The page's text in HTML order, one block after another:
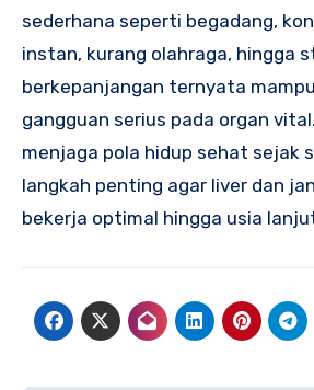
sederhana seperti begadang,
instan, kurang olahraga, hingga
berkepanjangan ternyata
gangguan serius pada organ
menjaga pola hidup sehat sejak
langkah penting agar liver dan
bekerja optimal hingga usia